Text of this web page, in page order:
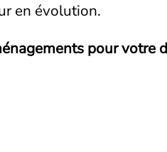
en évolution.
pour votre